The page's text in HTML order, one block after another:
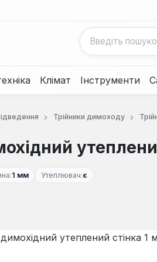
Клімат Інструменти
Трійники димоходу
1 мм Утеплювач:є